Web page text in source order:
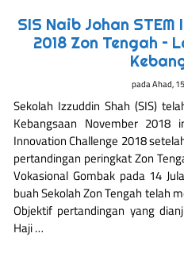
SIS Naib Johan
2018 Zon Tengah –
padaAhad,
Sekolah Izzuddin Shah (SIS)
Kebangsaan November 2018
Innovation Challenge 2018
pertandingan peringkat Zon
Vokasional Gombak pada 14
buah Sekolah Zon Tengah telah
Objektif pertandingan yang
Haji …